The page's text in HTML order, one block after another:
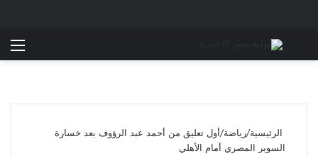
بحث عن
الرئيسية/رياضة/أول تعليق من أحمد عبد الرؤوف بعد خسارة
السوبر المصري أمام الأهلي